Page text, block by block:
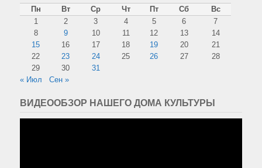
Пн Вт Ср Чт Пт Сб
Вс
1
2 3 4 5 6
7
8
9 10 11 12 13
14
15
16 17 18 19 20
21
22
23 24 25 26 27
28
29
30
31
« Июл
Сен »
ВИДЕООБЗОР НАШЕГО ДОМА КУЛЬТУРЫ